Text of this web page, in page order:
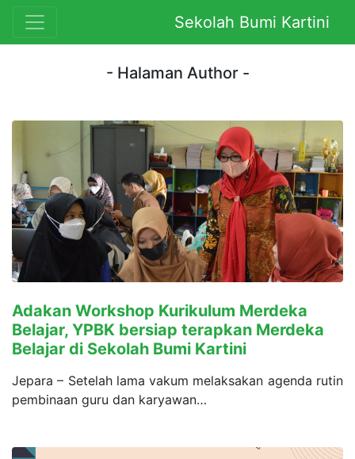
Sekolah Bumi Kartini
- Halaman Author -
Adakan Workshop Kurikulum Merdeka
Belajar, YPBK bersiap terapkan Merdeka
Belajar di Sekolah Bumi Kartini
Jepara – Setelah lama vakum melaksakan agenda rutin
pembinaan guru dan karyawan…